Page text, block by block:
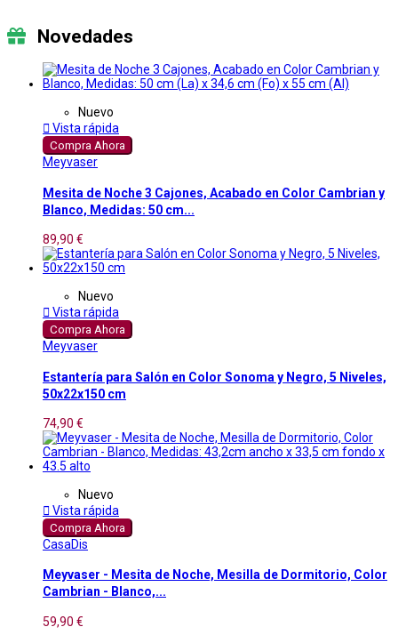
Novedades
Nuevo
 Vista rápida
Compra Ahora
Meyvaser
Mesita de Noche 3 Cajones, Acabado en Color Cambrian y
Blanco, Medidas: 50 cm...
89,90 €
Nuevo
 Vista rápida
Compra Ahora
Meyvaser
Estantería para Salón en Color Sonoma y Negro, 5 Niveles,
50x22x150 cm
74,90 €
Nuevo
 Vista rápida
Compra Ahora
CasaDis
Meyvaser - Mesita de Noche, Mesilla de Dormitorio, Color
Cambrian - Blanco,...
59,90 €